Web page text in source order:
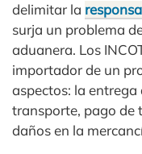
delimitar la
surja un problema
aduanera. Los
importador de un
aspectos: la entrega
transporte, pago de
daños en la